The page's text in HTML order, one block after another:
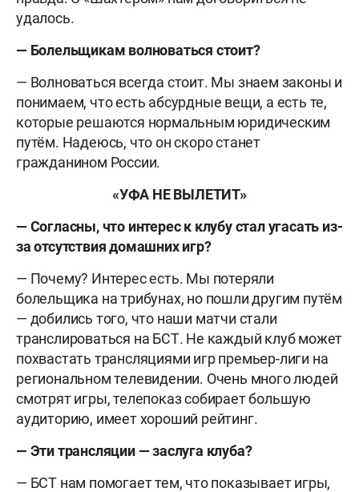
удалось.
— Болельщикам волноваться стоит?
— Волноваться всегда стоит. Мы знаем законы и
понимаем, что есть абсурдные вещи, а есть те,
которые решаются нормальным юридическим
путём. Надеюсь, что он скоро станет
гражданином России.
«УФА НЕ ВЫЛЕТИТ»
— Согласны, что интерес к клубу стал угасать из-
за отсутствия домашних игр?
— Почему? Интерес есть. Мы потеряли
болельщика на трибунах, но пошли другим путём
— добились того, что наши матчи стали
транслироваться на БСТ. Не каждый клуб может
похвастать трансляциями игр премьер-лиги на
региональном телевидении. Очень много людей
смотрят игры, телепоказ собирает большую
аудиторию, имеет хороший рейтинг.
— Эти трансляции — заслуга клуба?
— БСТ нам помогает тем, что показывает игры,